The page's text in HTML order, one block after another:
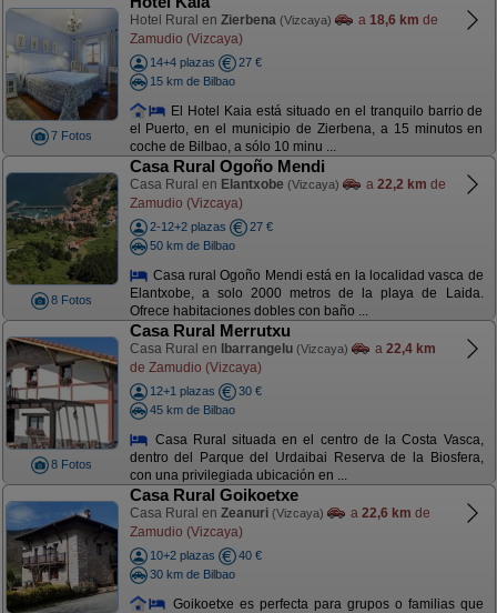
7 Fotos
Hotel Rural en Zierbena (Vizcaya) a 18,6 km de
Zamudio (Vizcaya)
14+4 plazas
27 €
15 km de Bilbao
El Hotel Kaia está situado en el tranquilo barrio de
el Puerto, en el municipio de Zierbena, a 15 minutos en
coche de Bilbao, a sólo 10 minu ...
8 Fotos
Casa Rural Ogoño Mendi
Casa Rural en Elantxobe (Vizcaya) a 22,2 km de
Zamudio (Vizcaya)
2-12+2 plazas
27 €
50 km de Bilbao
Casa rural Ogoño Mendi está en la localidad vasca de
Elantxobe, a solo 2000 metros de la playa de Laida.
Ofrece habitaciones dobles con baño ...
8 Fotos
Casa Rural Merrutxu
Casa Rural en Ibarrangelu (Vizcaya) a 22,4 km
de Zamudio (Vizcaya)
12+1 plazas
30 €
45 km de Bilbao
Casa Rural situada en el centro de la Costa Vasca,
dentro del Parque del Urdaibai Reserva de la Biosfera,
con una privilegiada ubicación en ...
Casa Rural Goikoetxe
Casa Rural en Zeanuri (Vizcaya) a 22,6 km de
Zamudio (Vizcaya)
10+2 plazas
40 €
30 km de Bilbao
Goikoetxe es perfecta para grupos o familias que